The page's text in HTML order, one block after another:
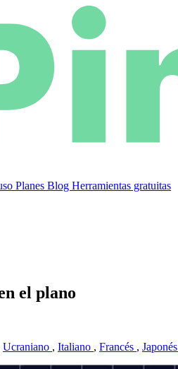
Planes Blog Herramientas gratuitas
el plano
Ucraniano , Italiano , Francés , Japonés